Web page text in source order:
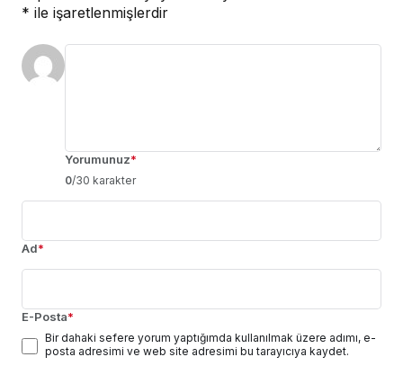
* ile işaretlenmişlerdir
Yorumunuz*
0/30 karakter
Ad*
E-Posta*
Bir dahaki sefere yorum yaptığımda kullanılmak üzere adımı, e-
posta adresimi ve web site adresimi bu tarayıcıya kaydet.